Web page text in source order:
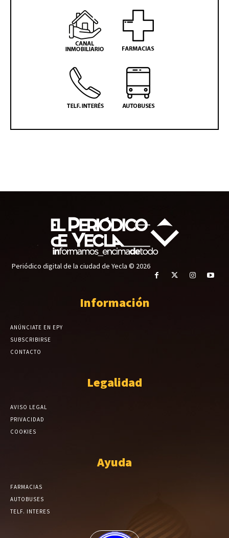
Periódico digital de la ciudad de Yecla © 2026
Información
ANÚNCIATE EN EPY
SUBSCRIBIRSE
CONTACTO
Legalidad
AVISO LEGAL
PRIVACIDAD
COOKIES
Ayuda
FARMACIAS
AUTOBUSES
TELF. INTERES